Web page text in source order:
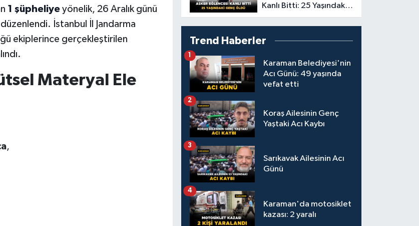
1 şüpheliyeyönelik, 26 Aralık günü
İstanbul İl Jandarma
ekiplerince gerçekleştirilen
Materyal Ele
,
Kanlı Bitti: 25 Yaşındaki
Genç Öldü
Trend Haberler
Karaman Belediyesi'nin
Acı Günü: 49 yaşında
vefat etti
1
Koraş Ailesinin Genç
Yaştaki Acı Kaybı
2
Sarıkavak Ailesinin Acı
Günü
3
Karaman'da motosiklet
kazası: 2 yaralı
4